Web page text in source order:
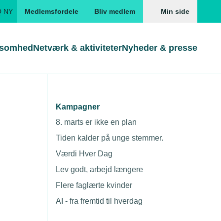
NY Medlemsfordele Bliv medlem Min side
Gå direkte til
Skabeloner og kontrakter
Beregn opsigelsesvarsel
Gå direkte til
Skabeloner
TEKNIQ app
Netværk & aktiviteterNyheder & presse
Kampagner
8. marts er ikke en plan
Tiden kalder på unge stemmer.
Værdi Hver Dag
Lev godt, arbejd længere
Flere faglærte kvinder
AI - fra fremtid til hverdag